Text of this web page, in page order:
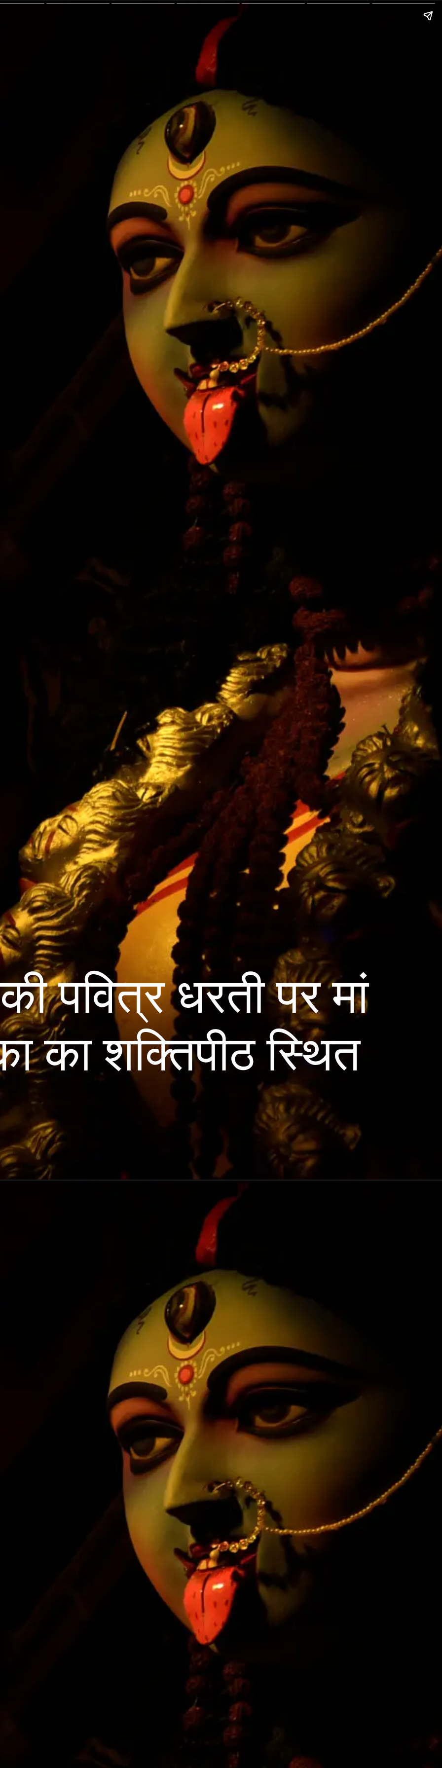
पवित्र धरती पर मां
का शक्तिपीठ स्थित